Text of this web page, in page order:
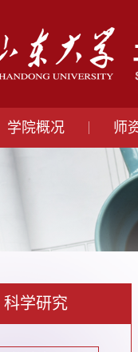
学院概况 师
科学研究